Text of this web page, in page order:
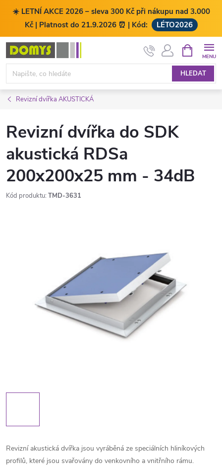
☀️ LETNÍ AKCE 2026 – sleva 300 Kč při nákupu nad 3.000
Kč | Platnost do 21.9.2026 ⏰ | Kód:
LÉTO2026
Přejít
obsah
HLEDAT
NÁKUPNÍ
KOŠÍK
Revizní dvířka AKUSTICKÁ
Revizní dvířka do SDK
akustická RDSa
200x200x25 mm - 34dB
Kód produktu: TMD-3631
Revizní akustická dvířka jsou vyráběná ze speciálních hliníkových
profilů, které jsou svařovány do venkovního a vnitřního rámu.